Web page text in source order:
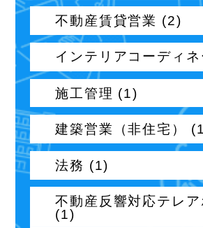
不動産賃貸営業 (2)
インテリアコーディ
施工管理 (1)
建築営業（非住宅）
法務 (1)
不動産反響対応テレ
(1)